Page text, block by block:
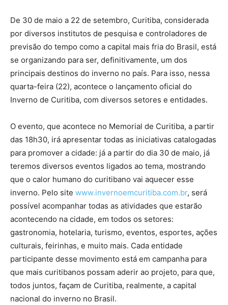
De 30 de maio a 22 de setembro, Curitiba, considerada
por diversos institutos de pesquisa e controladores de
previsão do tempo como a capital mais fria do Brasil, está
se organizando para ser, definitivamente, um dos
principais destinos do inverno no país. Para isso, nessa
quarta-feira (22), acontece o lançamento oficial do
Inverno de Curitiba, com diversos setores e entidades.
O evento, que acontece no Memorial de Curitiba, a partir
das 18h30, irá apresentar todas as iniciativas catalogadas
para promover a cidade: já a partir do dia 30 de maio, já
teremos diversos eventos ligados ao tema, mostrando
que o calor humano do curitibano vai aquecer esse
inverno. Pelo site www.invernoemcuritiba.com.br, será
possível acompanhar todas as atividades que estarão
acontecendo na cidade, em todos os setores:
gastronomia, hotelaria, turismo, eventos, esportes, ações
culturais, feirinhas, e muito mais. Cada entidade
participante desse movimento está em campanha para
que mais curitibanos possam aderir ao projeto, para que,
todos juntos, façam de Curitiba, realmente, a capital
nacional do inverno no Brasil.